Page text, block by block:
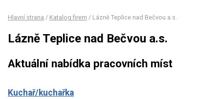
Hlavní strana / Katalog firem / Lázně Teplice nad Bečvou a.s.
Lázně Teplice nad Bečvou a.s.
Aktuální nabídka pracovních míst
Kuchař/kuchařka